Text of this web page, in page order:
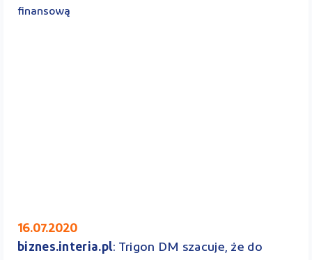
finansową
16.07.2020
biznes.interia.pl: Trigon DM szacuje, że do